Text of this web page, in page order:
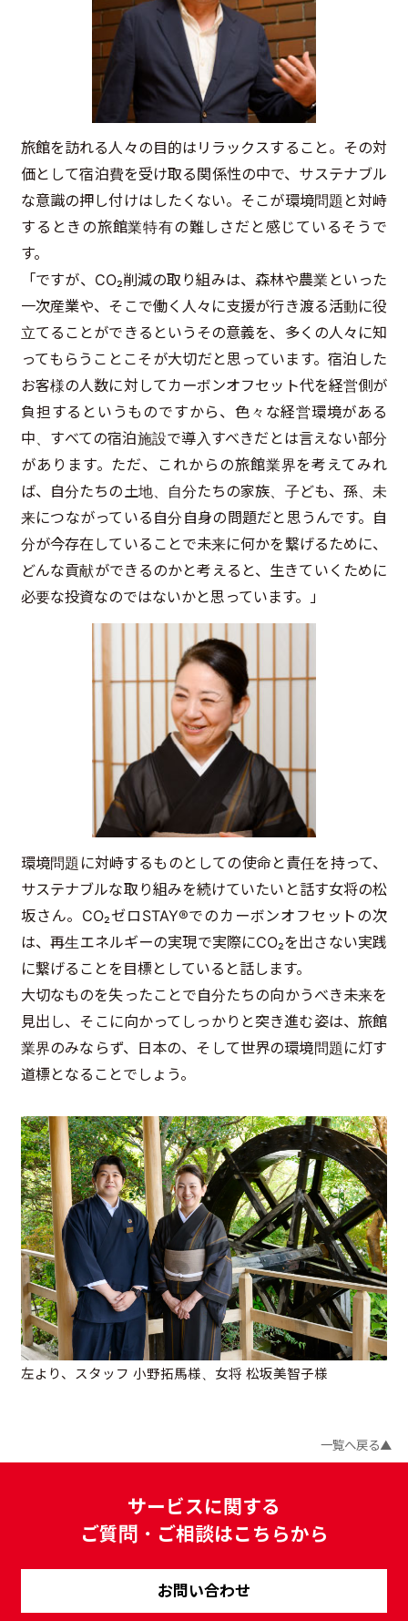
旅館を訪れる人々の目的はリラックスすること。その対
価として宿泊費を受け取る関係性の中で、サステナブル
な意識の押し付けはしたくない。そこが環境問題と対峙
するときの旅館業特有の難しさだと感じているそうで
す。
「ですが、CO₂削減の取り組みは、森林や農業といった
一次産業や、そこで働く人々に支援が行き渡る活動に役
立てることができるというその意義を、多くの人々に知
ってもらうことこそが大切だと思っています。宿泊した
お客様の人数に対してカーボンオフセット代を経営側が
負担するというものですから、色々な経営環境がある
中、すべての宿泊施設で導入すべきだとは言えない部分
があります。ただ、これからの旅館業界を考えてみれ
ば、自分たちの土地、自分たちの家族、子ども、孫、未
来につながっている自分自身の問題だと思うんです。自
分が今存在していることで未来に何かを繋げるために、
どんな貢献ができるのかと考えると、生きていくために
必要な投資なのではないかと思っています。」
環境問題に対峙するものとしての使命と責任を持って、
サステナブルな取り組みを続けていたいと話す女将の松
坂さん。CO₂ゼロSTAY®でのカーボンオフセットの次
は、再生エネルギーの実現で実際にCO₂を出さない実践
に繋げることを目標としていると話します。
大切なものを失ったことで自分たちの向かうべき未来を
見出し、そこに向かってしっかりと突き進む姿は、旅館
業界のみならず、日本の、そして世界の環境問題に灯す
道標となることでしょう。
左より、スタッフ 小野拓馬様、女将 松坂美智子様
一覧へ戻る
サービスに関する
ご質問・ご相談はこちらから
お問い合わせ